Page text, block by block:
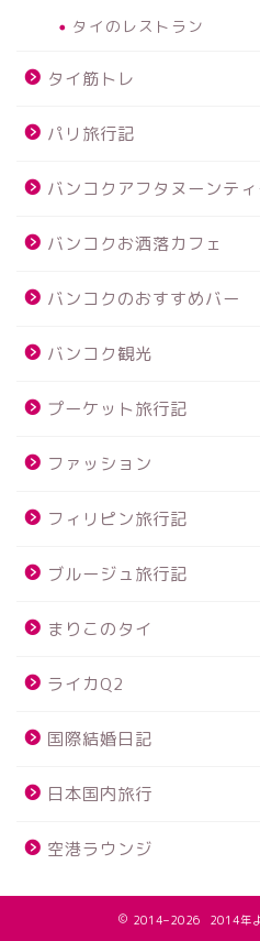
タイのレストラン
タイ筋トレ
パリ旅行記
バンコクアフタヌーンティ
バンコクお洒落カフェ
バンコクのおすすめバー
バンコク観光
プーケット旅行記
ファッション
フィリピン旅行記
ブルージュ旅行記
まりこのタイ
ライカQ2
国際結婚日記
日本国内旅行
空港ラウンジ
2014–2026 2014年